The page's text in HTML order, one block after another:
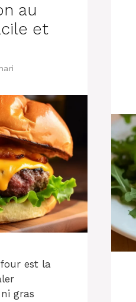
au
et
est la
gras